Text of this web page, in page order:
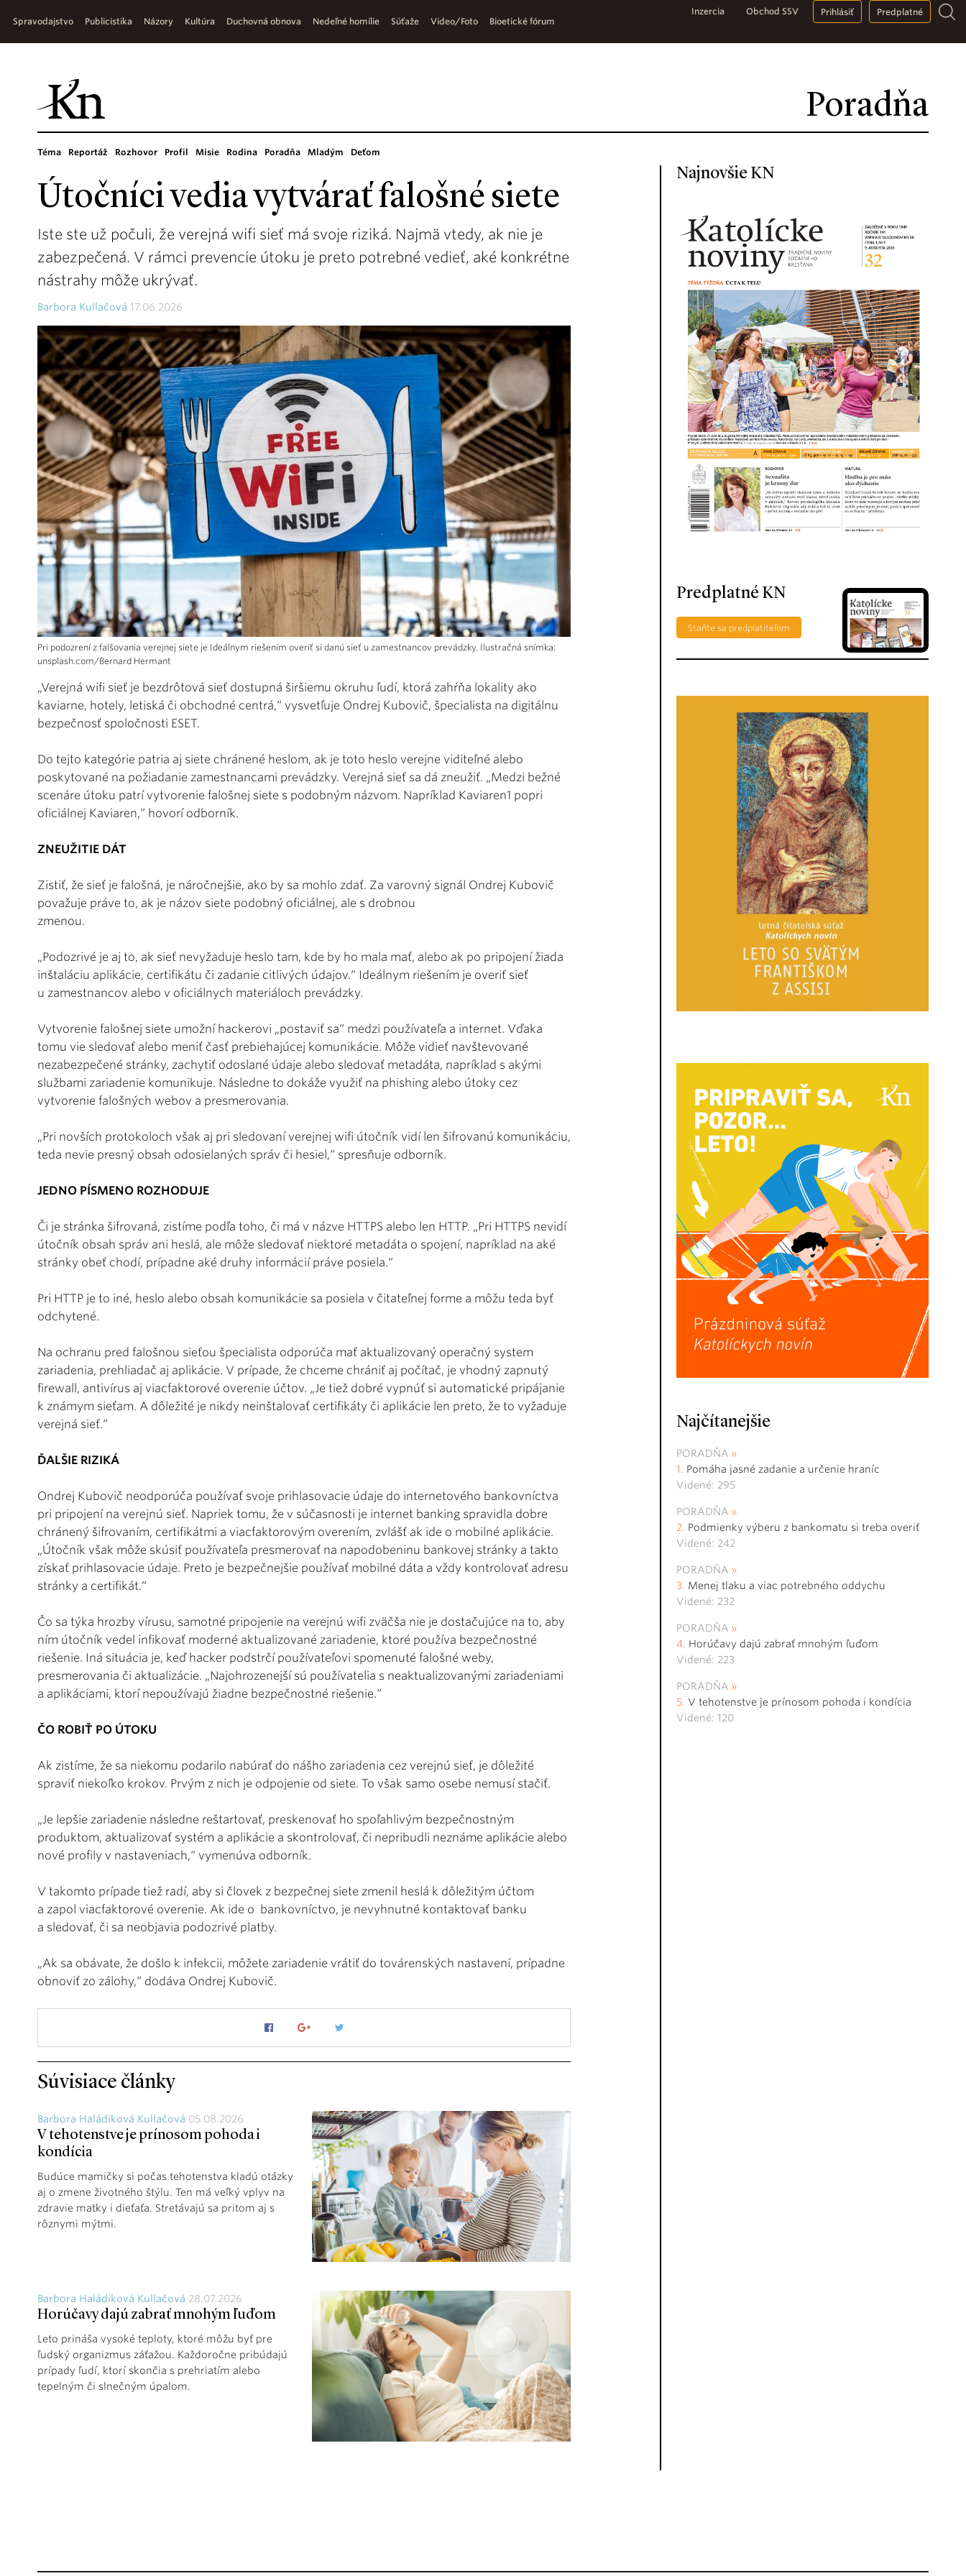
Poradňa
Spravodajstvo Publicistika Názory Kultúra Duchovná obnova Nedeľné homílie Súťaže Video/Foto Bioetické fórum
Inzercia Obchod SSV Prihlásiť Predplatné
Téma Reportáž Rozhovor Profil Misie Rodina Poradňa Mladým Deťom
Útočníci vedia vytvárať falošné siete
Iste ste už počuli, že verejná wifi sieť má svoje riziká. Najmä vtedy, ak nie je
zabezpečená. V rámci prevencie útoku je preto potrebné vedieť, aké konkrétne
nástrahy môže ukrývať.
Barbora Kullačová 17.06.2026
Pri podozrení z falšovania verejnej siete je Ideálnym riešením overiť si danú sieť u zamestnancov prevádzky. Ilustračná snímka:
unsplash.com/Bernard Hermant
„Verejná wifi sieť je bezdrôtová sieť dostupná širšiemu okruhu ľudí, ktorá zahŕňa lokality ako
kaviarne, hotely, letiská či obchodné centrá,“ vysvetľuje Ondrej Kubovič, špecialista na digitálnu
bezpečnosť spoločnosti ESET.
Do tejto kategórie patria aj siete chránené heslom, ak je toto heslo verejne viditeľné alebo
poskytované na požiadanie zamestnancami prevádzky. Verejná sieť sa dá zneužiť. „Medzi bežné
scenáre útoku patrí vytvorenie falošnej siete s podobným názvom. Napríklad Kaviaren1 popri
oficiálnej Kaviaren,“ hovorí odborník.
ZNEUŽITIE DÁT
Zistiť, že sieť je falošná, je náročnejšie, ako by sa mohlo zdať. Za varovný signál Ondrej Kubovič
považuje práve to, ak je názov siete podobný oficiálnej, ale s drobnou
zmenou.
„Podozrivé je aj to, ak sieť nevyžaduje heslo tam, kde by ho mala mať, alebo ak po pripojení žiada
inštaláciu aplikácie, certifikátu či zadanie citlivých údajov.“ Ideálnym riešením je overiť sieť
u zamestnancov alebo v oficiálnych materiáloch prevádzky.
Vytvorenie falošnej siete umožní hackerovi „postaviť sa“ medzi používateľa a internet. Vďaka
tomu vie sledovať alebo meniť časť prebiehajúcej komunikácie. Môže vidieť navštevované
nezabezpečené stránky, zachytiť odoslané údaje alebo sledovať metadáta, napríklad s akými
službami zariadenie komunikuje. Následne to dokáže využiť na phishing alebo útoky cez
vytvorenie falošných webov a presmerovania.
„Pri novších protokoloch však aj pri sledovaní verejnej wifi útočník vidí len šifrovanú komunikáciu,
teda nevie presný obsah odosielaných správ či hesiel,“ spresňuje odborník.
JEDNO PÍSMENO ROZHODUJE
Či je stránka šifrovaná, zistíme podľa toho, či má v názve HTTPS alebo len HTTP. „Pri HTTPS nevidí
útočník obsah správ ani heslá, ale môže sledovať niektoré metadáta o spojení, napríklad na aké
stránky obeť chodí, prípadne aké druhy informácií práve posiela.“
Pri HTTP je to iné, heslo alebo obsah komunikácie sa posiela v čitateľnej forme a môžu teda byť
odchytené.
Na ochranu pred falošnou sieťou špecialista odporúča mať aktualizovaný operačný system
zariadenia, prehliadač aj aplikácie. V prípade, že chceme chrániť aj počítač, je vhodný zapnutý
firewall, antivírus aj viacfaktorové overenie účtov. „Je tiež dobré vypnúť si automatické pripájanie
k známym sieťam. A dôležité je nikdy neinštalovať certifikáty či aplikácie len preto, že to vyžaduje
verejná sieť.“
ĎALŠIE RIZIKÁ
Ondrej Kubovič neodporúča používať svoje prihlasovacie údaje do internetového bankovníctva
pri pripojení na verejnú sieť. Napriek tomu, že v súčasnosti je internet banking spravidla dobre
chránený šifrovaním, certifikátmi a viacfaktorovým overením, zvlášť ak ide o mobilné aplikácie.
„Útočník však môže skúsiť používateľa presmerovať na napodobeninu bankovej stránky a takto
získať prihlasovacie údaje. Preto je bezpečnejšie používať mobilné dáta a vždy kontrolovať adresu
stránky a certifikát.“
Čo sa týka hrozby vírusu, samotné pripojenie na verejnú wifi zväčša nie je dostačujúce na to, aby
ním útočník vedel infikovať moderné aktualizované zariadenie, ktoré používa bezpečnostné
riešenie. Iná situácia je, keď hacker podstrčí používateľovi spomenuté falošné weby,
presmerovania či aktualizácie. „Najohrozenejší sú používatelia s neaktualizovanými zariadeniami
a aplikáciami, ktorí nepoužívajú žiadne bezpečnostné riešenie.“
ČO ROBIŤ PO ÚTOKU
Ak zistíme, že sa niekomu podarilo nabúrať do nášho zariadenia cez verejnú sieť, je dôležité
spraviť niekoľko krokov. Prvým z nich je odpojenie od siete. To však samo osebe nemusí stačiť.
„Je lepšie zariadenie následne reštartovať, preskenovať ho spoľahlivým bezpečnostným
produktom, aktualizovať systém a aplikácie a skontrolovať, či nepribudli neznáme aplikácie alebo
nové profily v nastaveniach,“ vymenúva odborník.
V takomto prípade tiež radí, aby si človek z bezpečnej siete zmenil heslá k dôležitým účtom
a zapol viacfaktorové overenie. Ak ide o bankovníctvo, je nevyhnutné kontaktovať banku
a sledovať, či sa neobjavia podozrivé platby.
„Ak sa obávate, že došlo k infekcii, môžete zariadenie vrátiť do továrenských nastavení, prípadne
obnoviť zo zálohy,“ dodáva Ondrej Kubovič.
Súvisiace články
Barbora Haládiková Kullačová 05.08.2026
V tehotenstve je prínosom pohoda i
kondícia
Budúce mamičky si počas tehotenstva kladú otázky
aj o zmene životného štýlu. Ten má veľký vplyv na
zdravie matky i dieťaťa. Stretávajú sa pritom aj s
rôznymi mýtmi.
Barbora Haládiková Kullačová 28.07.2026
Horúčavy dajú zabrať mnohým ľuďom
Leto prináša vysoké teploty, ktoré môžu byť pre
ľudský organizmus záťažou. Každoročne pribúdajú
prípady ľudí, ktorí skončia s prehriatím alebo
tepelným či slnečným úpalom.
Najnovšie KN
Predplatné KN
Staňte sa predplatiteľom
Najčítanejšie
PORADŇA
Pomáha jasné zadanie a určenie hraníc
Videné: 295
PORADŇA
Podmienky výberu z bankomatu si treba overiť
Videné: 242
PORADŇA
Menej tlaku a viac potrebného oddychu
Videné: 232
PORADŇA
Horúčavy dajú zabrať mnohým ľuďom
Videné: 223
PORADŇA
V tehotenstve je prínosom pohoda i kondícia
Videné: 120